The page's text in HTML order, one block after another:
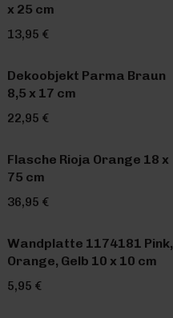
x 25 cm
13,95 €
Dekoobjekt Parma Braun
8,5 x 17 cm
22,95 €
Flasche Rioja Orange 18 x
75 cm
36,95 €
Wandplatte 1174181 Pink,
Orange, Gelb 10 x 10 cm
5,95 €